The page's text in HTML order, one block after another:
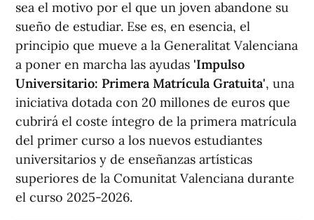
sea el motivo por el que un joven abandone su
sueño de estudiar. Ese es, en esencia, el
principio que mueve a la Generalitat Valenciana
a poner en marcha las ayudas 'Impulso
Universitario: Primera Matrícula Gratuita', una
iniciativa dotada con 20 millones de euros que
cubrirá el coste íntegro de la primera matrícula
del primer curso a los nuevos estudiantes
universitarios y de enseñanzas artísticas
superiores de la Comunitat Valenciana durante
el curso 2025-2026.